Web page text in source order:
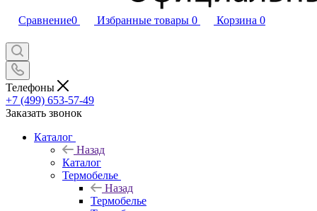
Сравнение0 Избранные товары 0 Корзина 0
Телефоны
+7 (499) 653-57-49
Заказать звонок
Каталог
Назад
Каталог
Термобелье
Назад
Термобелье